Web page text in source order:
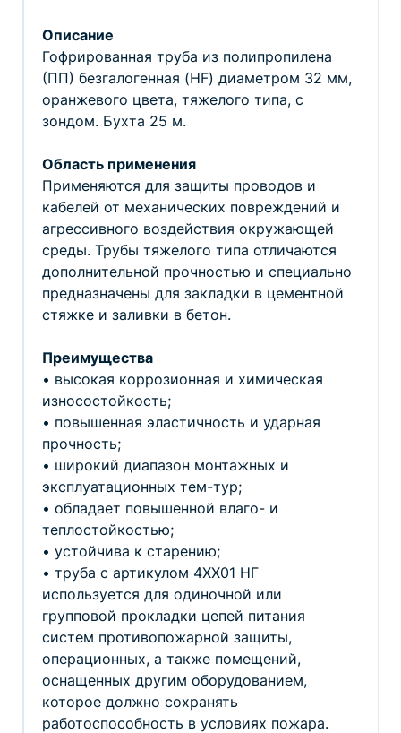
Описание
Гофрированная труба из полипропилена
(ПП) безгалогенная (HF) диаметром 32 мм,
оранжевого цвета, тяжелого типа, с
зондом. Бухта 25 м.
Область применения
Применяются для защиты проводов и
кабелей от механических повреждений и
агрессивного воздействия окружающей
среды. Трубы тяжелого типа отличаются
дополнительной прочностью и специально
предназначены для закладки в цементной
стяжке и заливки в бетон.
Преимущества
• высокая коррозионная и химическая
износостойкость;
• повышенная эластичность и ударная
прочность;
• широкий диапазон монтажных и
эксплуатационных тем-тур;
• обладает повышенной влаго- и
теплостойкостью;
• устойчива к старению;
• труба с артикулом 4ХХ01 НГ
используется для одиночной или
групповой прокладки цепей питания
систем противопожарной защиты,
операционных, а также помещений,
оснащенных другим оборудованием,
которое должно сохранять
работоспособность в условиях пожара.